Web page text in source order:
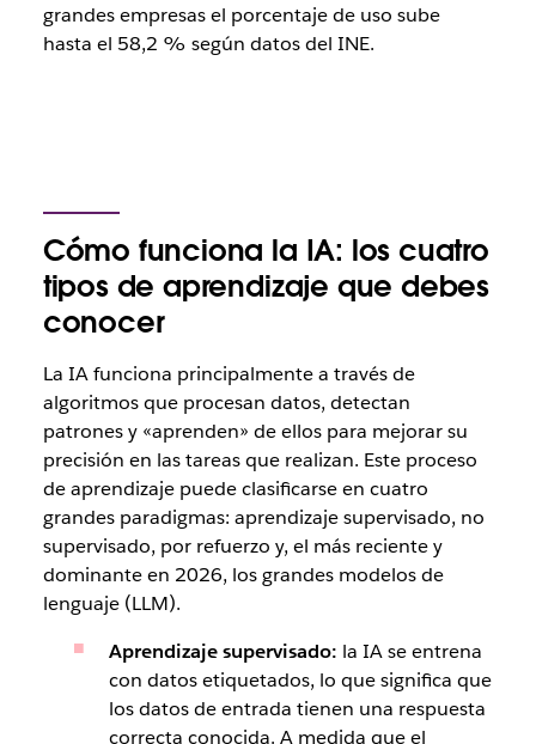
grandes empresas el porcentaje de uso sube
hasta el 58,2 % según datos del INE.
Cómo funciona la IA: los cuatro
tipos de aprendizaje que debes
conocer
La IA funciona principalmente a través de
algoritmos que procesan datos, detectan
patrones y «aprenden» de ellos para mejorar su
precisión en las tareas que realizan. Este proceso
de aprendizaje puede clasificarse en cuatro
grandes paradigmas: aprendizaje supervisado, no
supervisado, por refuerzo y, el más reciente y
dominante en 2026, los grandes modelos de
lenguaje (LLM).
Aprendizaje supervisado: la IA se entrena
con datos etiquetados, lo que significa que
los datos de entrada tienen una respuesta
correcta conocida. A medida que el